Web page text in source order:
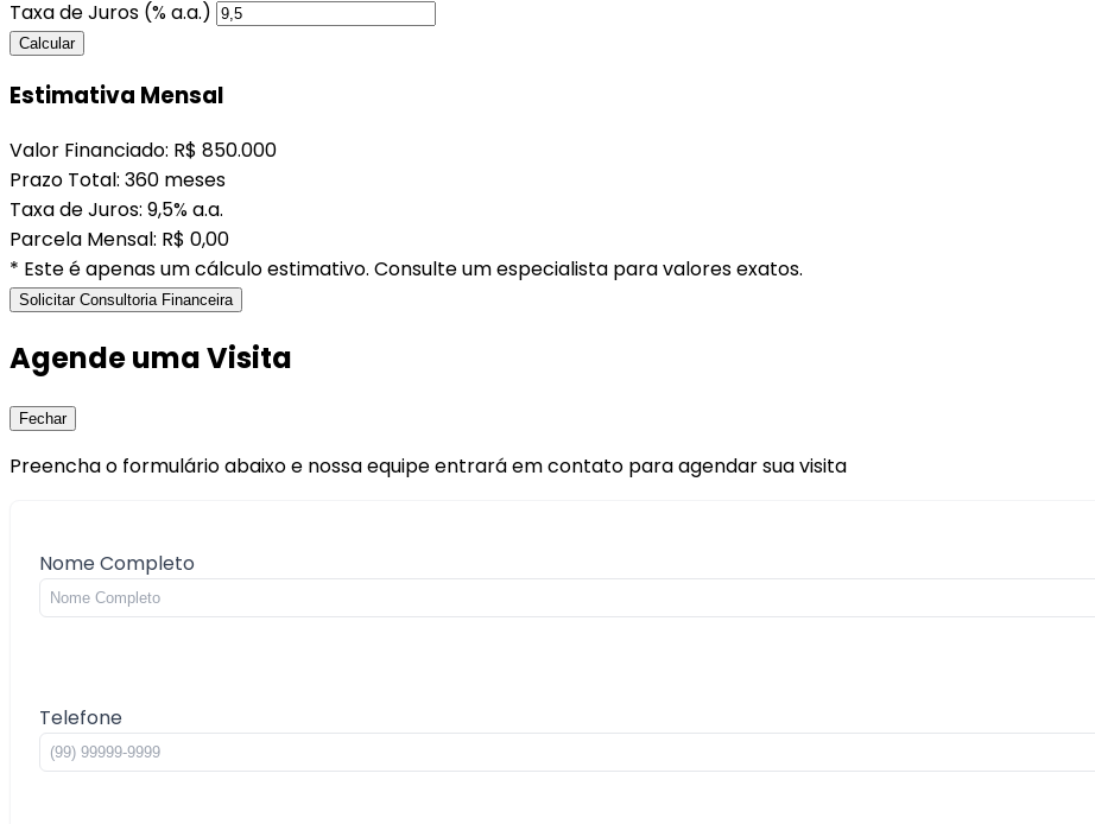
Taxa de Juros (% a.a.)
Calcular
Estimativa Mensal
Valor Financiado: R$ 850.000
Prazo Total: 360 meses
Taxa de Juros: 9,5% a.a.
Parcela Mensal: R$ 0,00
* Este é apenas um cálculo estimativo. Consulte um especialista para valores exatos.
Solicitar Consultoria Financeira
Agende uma Visita
Fechar
Preencha o formulário abaixo e nossa equipe entrará em contato para agendar sua visita
Nome Completo
Telefone